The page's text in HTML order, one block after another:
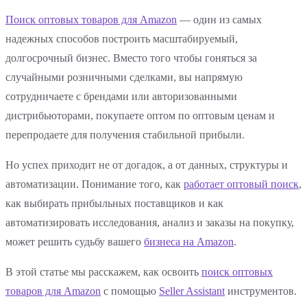
Поиск оптовых товаров для Amazon — один из самых
надежных способов построить масштабируемый,
долгосрочный бизнес. Вместо того чтобы гоняться за
случайными розничными сделками, вы напрямую
сотрудничаете с брендами или авторизованными
дистрибьюторами, покупаете оптом по оптовым ценам и
перепродаете для получения стабильной прибыли.
Но успех приходит не от догадок, а от данных, структуры и
автоматизации. Понимание того, как работает оптовый поиск,
как выбирать прибыльных поставщиков и как
автоматизировать исследования, анализ и заказы на покупку,
может решить судьбу вашего бизнеса на Amazon.
В этой статье мы расскажем, как освоить поиск оптовых
товаров для Amazon с помощью Seller Assistant инструментов.